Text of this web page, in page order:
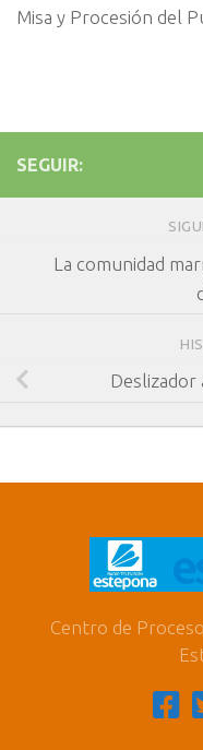
Misa y Procesión del
SEGUIR:
La comunidad
Deslizador
Centro de